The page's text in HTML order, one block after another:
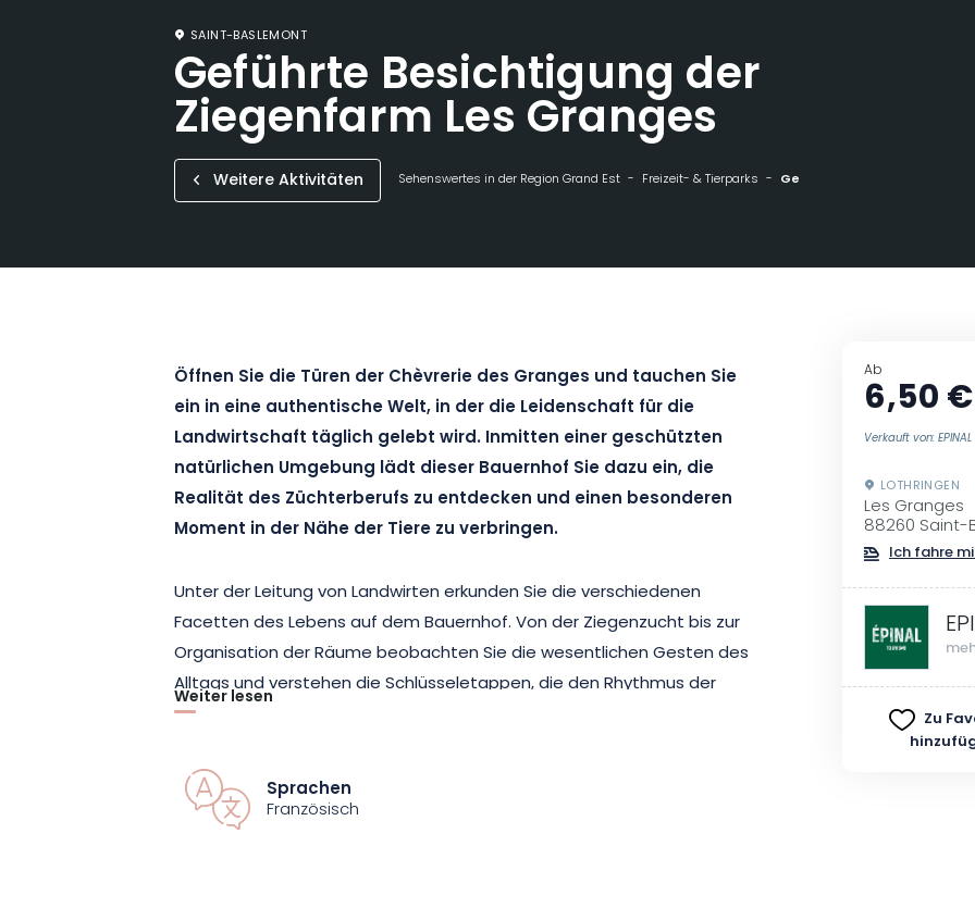
SAINT-BASLEMONT
Geführte Besichtigung der
Ziegenfarm Les Granges
Weitere Aktivitäten Sehenswertes in der Region Grand Est Freizeit- & Tierparks Geführte Besichtigung der Ziegenfarm Les Granges
Öffnen Sie die Türen der Chèvrerie des Granges und tauchen Sie
ein in eine authentische Welt, in der die Leidenschaft für die
Landwirtschaft täglich gelebt wird. Inmitten einer geschützten
natürlichen Umgebung lädt dieser Bauernhof Sie dazu ein, die
Realität des Züchterberufs zu entdecken und einen besonderen
Moment in der Nähe der Tiere zu verbringen.
Unter der Leitung von Landwirten erkunden Sie die verschiedenen
Facetten des Lebens auf dem Bauernhof. Von der Ziegenzucht bis zur
Organisation der Räume beobachten Sie die wesentlichen Gesten des
Alltags und verstehen die Schlüsseletappen, die den Rhythmus der
Arbeit der Erzeuger bestimmen. Der Besuch bietet eine echte Zeit des
Praktiken, ihre Entscheidungen und ihre Verbundenheit mit einer
respektvollen und nachhaltigen Landwirtschaft zu erklären. Sie haben
auch die Gelegenheit, sich den Ziegen zu nähern und mehr über ihre
Weiter lesen
Sprachen
Französisch
Ab
6,50 €
Verkauft von: EPINAL
LOTHRINGEN
Les Granges
88260
Ich fahre
Zu